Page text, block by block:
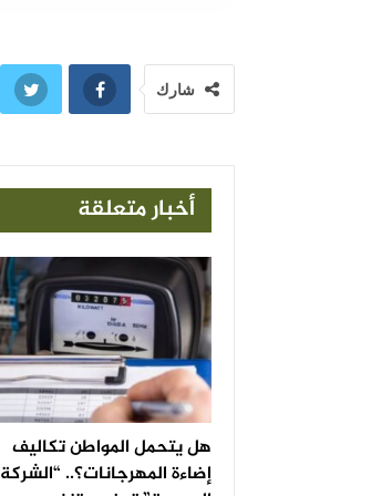
شارك
أخبار متعلقة
هل يتحمل المواطن تكاليف
إضاءة المهرجانات؟.. “الشركة